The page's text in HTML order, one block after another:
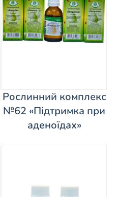
Рослинний комплекс
№62 «Підтримка при
аденоїдах»